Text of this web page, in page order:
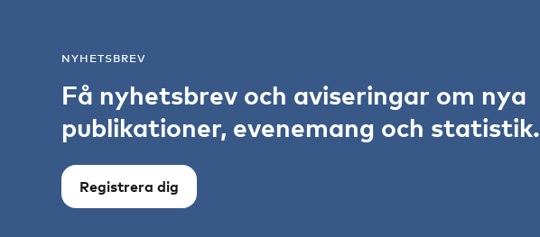
NYHETSBREV
Få nyhetsbrev och aviseringar om nya
publikationer, evenemang och statistik.
Registrera dig